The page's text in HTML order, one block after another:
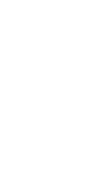
directement à la navigation